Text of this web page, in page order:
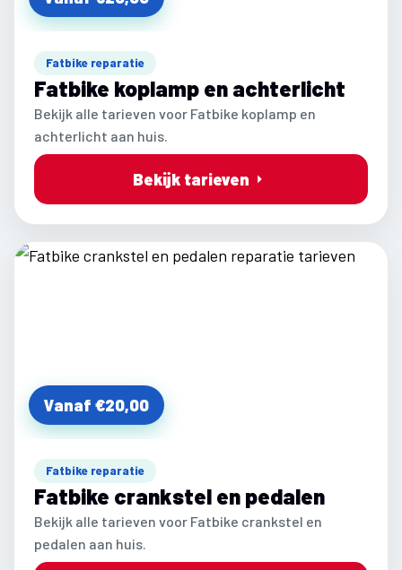
Fatbike reparatie
Fatbike koplamp en achterlicht
Bekijk alle tarieven voor Fatbike koplamp en
achterlicht aan huis.
Bekijk tarieven
Vanaf €20,00
Fatbike reparatie
Fatbike crankstel en pedalen
Bekijk alle tarieven voor Fatbike crankstel en
pedalen aan huis.